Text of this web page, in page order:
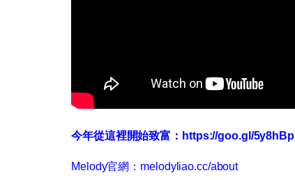
今年從這裡開始致富： https://goo.gl/5y8hBp
Melody官網：melodyliao.cc/about